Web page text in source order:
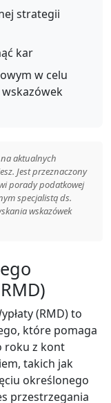
strategii
kar
w celu
aktualnych
Jest przeznaczony
porady podatkowej
specjalistą ds.
wskazówek
(RMD) to
które pomaga
roku z kont
takich jak
określonego
przestrzegania